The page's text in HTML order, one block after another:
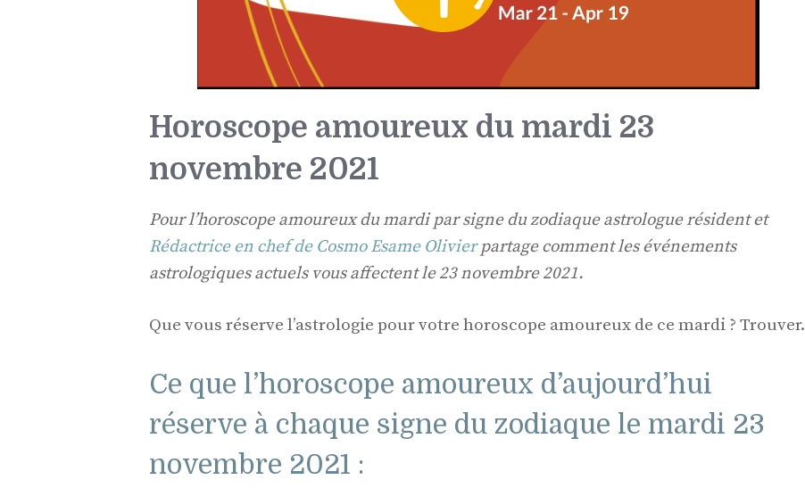
Horoscope amoureux du mardi 23
novembre 2021
Pour l’horoscope amoureux du mardi par signe du zodiaque astrologue résident et
Rédactrice en chef de Cosmo Esame Olivierpartage comment les événements
astrologiques actuels vous affectent le 23 novembre 2021.
Que vous réserve l’astrologie pour votre horoscope amoureux de ce mardi ? Trouver.
Ce que l’horoscope amoureux d’aujourd’hui
réserve à chaque signe du zodiaque le mardi 23
novembre 2021 :